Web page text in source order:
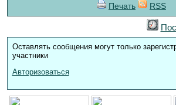
Печать RSS
Оставлять сообщения могут только
участники
Авторизоваться